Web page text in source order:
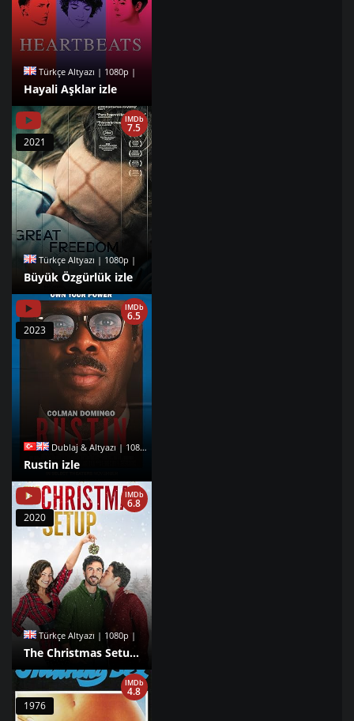
Türkçe Altyazı | 1080p |
Hayali Aşklar izle
Türkçe Altyazı | 1080p |
Büyük Özgürlük izle
IMDb
7.5
2021
Dublaj & Altyazı | 1080p |
Rustin izle
IMDb
6.5
2023
Türkçe Altyazı | 1080p |
The Christmas Setup izle
IMDb
6.8
2020
IMDb
4.8
1976